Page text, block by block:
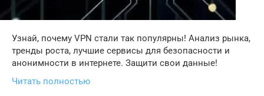
Узнай, почему VPN стали так популярны! Анализ рынка,
тренды роста, лучшие сервисы для безопасности и
анонимности в интернете. Защити свои данные!
Читать полностью